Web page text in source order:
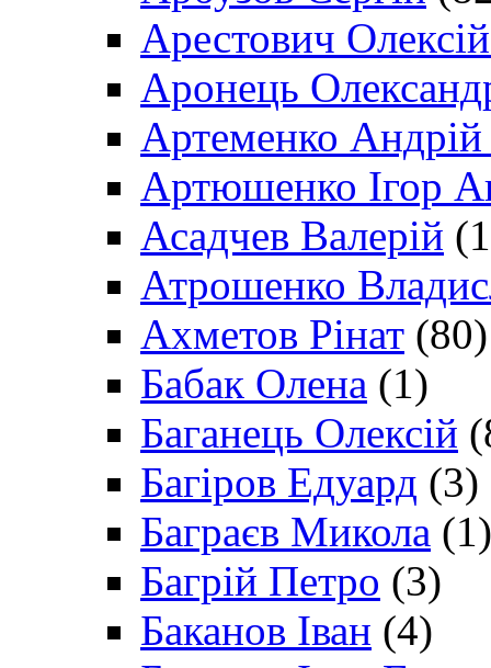
Арестович
Аронець
Артеменко Андрій
Артюшенко Ігор
Асадчев Валерій
Атрошенко
Ахметов Рінат (80)
Бабак Олена (1)
Баганець Олексій
Багіров Едуард (3)
Баграєв Микола (1)
Багрій Петро (3)
Баканов Іван (4)